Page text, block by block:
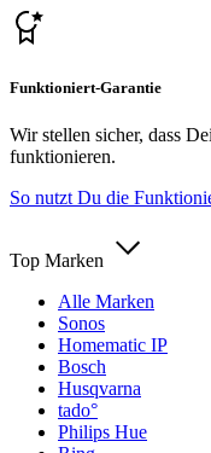
Funktioniert-Garantie
Wir stellen sicher, dass
funktionieren.
So nutzt Du die
Top Marken
Alle Marken
Sonos
Homematic IP
Bosch
Husqvarna
tado°
Philips Hue